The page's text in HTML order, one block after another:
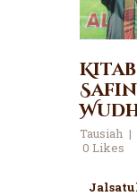
Referensi
Kitab
Tausiah
0 Likes